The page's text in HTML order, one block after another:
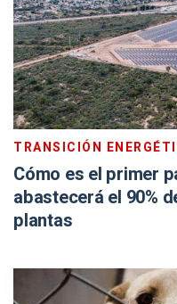
TRANSICIÓN
Cómo es el primer
abastecerá el 90%
plantas